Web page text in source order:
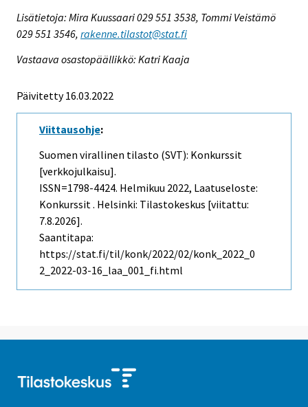
Lisätietoja: Mira Kuussaari 029 551 3538, Tommi Veistämö
029 551 3546, rakenne.tilastot@stat.fi
Vastaava osastopäällikkö: Katri Kaaja
Päivitetty 16.03.2022
Viittausohje:
Suomen virallinen tilasto (SVT): Konkurssit
[verkkojulkaisu].
ISSN=1798-4424. Helmikuu 2022, Laatuseloste:
Konkurssit . Helsinki: Tilastokeskus [viitattu:
7.8.2026].
Saantitapa:
https://stat.fi/til/konk/2022/02/konk_2022_0
2_2022-03-16_laa_001_fi.html